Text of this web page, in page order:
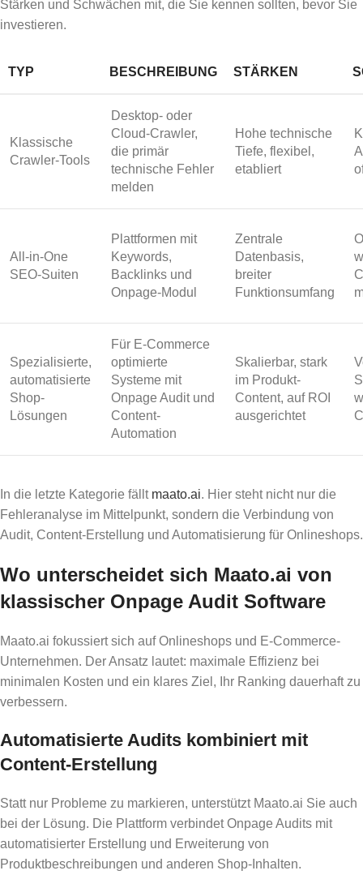
Stärken und Schwächen mit, die Sie kennen sollten, bevor Sie
investieren.
TYP BESCHREIBUNG STÄRKEN
Klassische
Crawler-Tools
Desktop- oder
Cloud-Crawler,
die primär
technische Fehler
melden
Hohe technische
Tiefe, flexibel,
etabliert
All-in-One
SEO-Suiten
Plattformen mit
Keywords,
Backlinks und
Onpage-Modul
Zentrale
Datenbasis,
breiter
Funktionsumfang
Spezialisierte,
automatisierte
Shop-
Lösungen
Für E-Commerce
optimierte
Systeme mit
Onpage Audit und
Content-
Automation
Skalierbar, stark
im Produkt-
Content, auf ROI
ausgerichtet
In die letzte Kategorie fällt maato.ai. Hier steht nicht nur die
Fehleranalyse im Mittelpunkt, sondern die Verbindung von
Audit, Content-Erstellung und Automatisierung für Onlineshops.
Wo unterscheidet sich Maato.ai von
klassischer Onpage Audit Software
Maato.ai fokussiert sich auf Onlineshops und E-Commerce-
Unternehmen. Der Ansatz lautet: maximale Effizienz bei
minimalen Kosten und ein klares Ziel, Ihr Ranking dauerhaft zu
verbessern.
Automatisierte Audits kombiniert mit
Content-Erstellung
Statt nur Probleme zu markieren, unterstützt Maato.ai Sie auch
bei der Lösung. Die Plattform verbindet Onpage Audits mit
automatisierter Erstellung und Erweiterung von
Produktbeschreibungen und anderen Shop-Inhalten.